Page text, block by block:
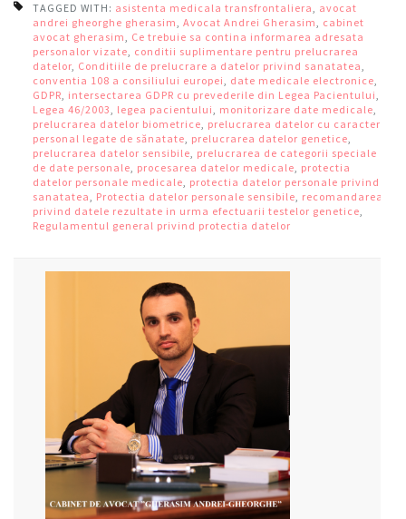
TAGGED WITH: asistenta medicala transfrontaliera, avocat
andrei gheorghe gherasim, Avocat Andrei Gherasim, cabinet
avocat gherasim, Ce trebuie sa contina informarea adresata
personalor vizate, conditii suplimentare pentru prelucrarea
datelor, Conditiile de prelucrare a datelor privind sanatatea,
conventia 108 a consiliului europei, date medicale electronice,
GDPR, intersectarea GDPR cu prevederile din Legea Pacientului,
Legea 46/2003, legea pacientului, monitorizare date medicale,
prelucrarea datelor biometrice, prelucrarea datelor cu caracter
personal legate de sănatate, prelucrarea datelor genetice,
prelucrarea datelor sensibile, prelucrarea de categorii speciale
de date personale, procesarea datelor medicale, protectia
datelor personale medicale, protectia datelor personale privind
sanatatea, Protectia datelor personale sensibile, recomandarea
privind datele rezultate in urma efectuarii testelor genetice,
Regulamentul general privind protectia datelor